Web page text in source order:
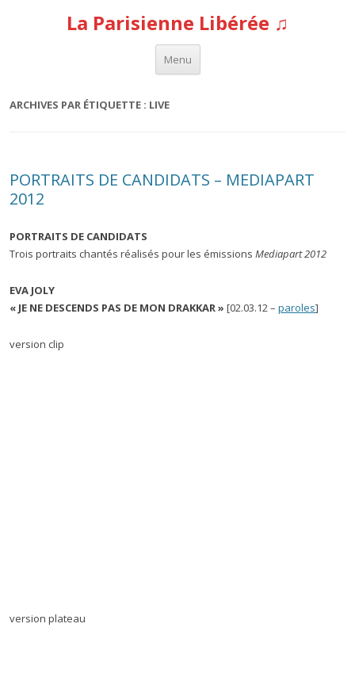
La Parisienne Libérée ♫
Menu
Aller au contenu
ARCHIVES PAR ÉTIQUETTE : LIVE
PORTRAITS DE CANDIDATS – MEDIAPART
2012
PORTRAITS DE CANDIDATS
Trois portraits chantés réalisés pour les émissions Mediapart 2012
EVA JOLY
« JE NE DESCENDS PAS DE MON DRAKKAR » [02.03.12 – paroles]
version clip
version plateau